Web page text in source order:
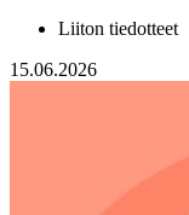
Liiton tiedotteet
15.06.2026